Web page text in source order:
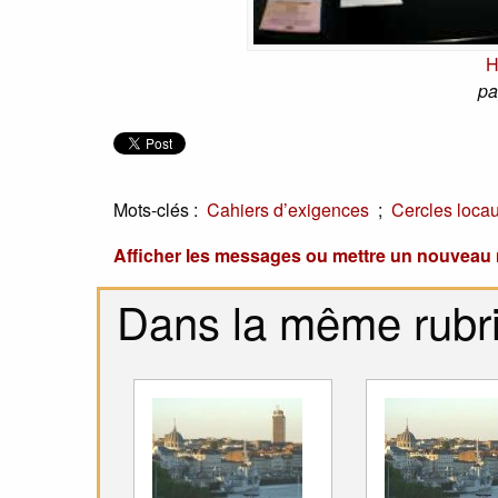
Mots-clés : Cahiers d’exigences ; Cercles
Afficher les messages ou mettre un nouveau
Dans la même